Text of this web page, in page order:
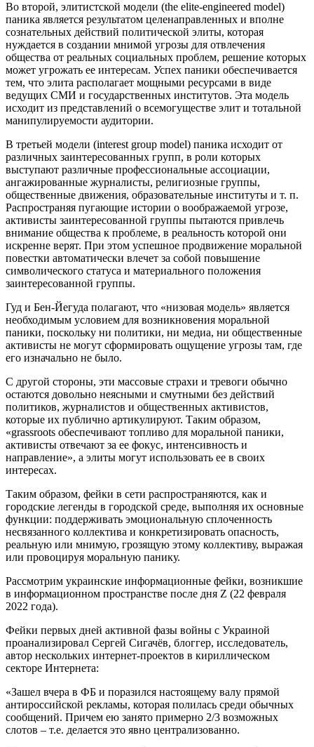
Во второй, элитистской модели (the elite-engineered model)
паника является результатом целенаправленных и вполне
сознательных действий политической элиты, которая
нуждается в создании мнимой угрозы для отвлечения
общества от реальных социальных проблем, решение которых
может угрожать ее интересам. Успех паники обеспечивается
тем, что элита располагает мощными ресурсами в виде
ведущих СМИ и государственных институтов. Эта модель
исходит из представлений о всемогуществе элит и тотальной
манипулируемости аудитории.
В третьей модели (interest group model) паника исходит от
различных заинтересованных групп, в роли которых
выступают различные профессиональные ассоциации,
ангажированные журналисты, религиозные группы,
общественные движения, образовательные институты и т. п.
Распространяя пугающие истории о воображаемой угрозе,
активисты заинтересованной группы пытаются привлечь
внимание общества к проблеме, в реальность которой они
искренне верят. При этом успешное продвижение моральной
повестки автоматически влечет за собой повышение
символического статуса и материального положения
заинтересованной группы.
Гуд и Бен-Йегуда полагают, что «низовая модель» является
необходимым условием для возникновения моральной
паники, поскольку ни политики, ни медиа, ни общественные
активисты не могут сформировать ощущение угрозы там, где
его изначально не было.
С другой стороны, эти массовые страхи и тревоги обычно
остаются довольно неясными и смутными без действий
политиков, журналистов и общественных активистов,
которые их публично артикулируют. Таким образом,
«grassroots обеспечивают топливо для моральной паники,
активисты отвечают за ее фокус, интенсивность и
направление», а элиты могут использовать ее в своих
интересах.
Таким образом, фейки в сети распространяются, как и
городские легенды в городской среде, выполняя их основные
функции: поддерживать эмоциональную сплоченность
несвязанного коллектива и конкретизировать опасность,
реальную или мнимую, грозящую этому коллективу, выражая
или провоцируя моральную панику.
Рассмотрим украинские информационные фейки, возникшие
в информационном пространстве после дня Z (22 февраля
2022 года).
Фейки первых дней активной фазы войны с Украиной
проанализировал Сергей Сигачёв, блоггер, исследователь,
автор нескольких интернет-проектов в кириллическом
секторе Интернета:
«Зашел вчера в ФБ и поразился настоящему валу прямой
антироссийской рекламы, которая полилась среди обычных
сообщений. Причем ею занято примерно 2/3 возможных
слотов – т.е. делается это явно централизованно.